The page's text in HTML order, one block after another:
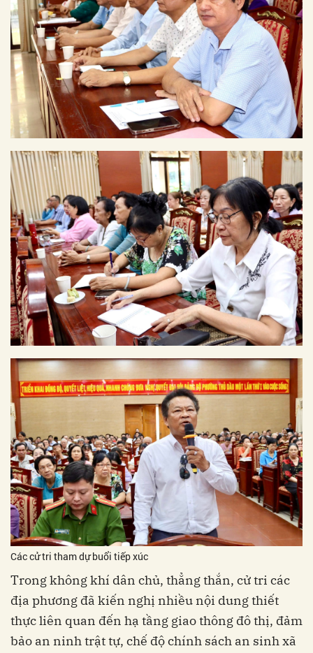
Các cử tri tham dự buổi tiếp xúc
Trong không khí dân chủ, thẳng thắn, cử tri các
địa phương đã kiến nghị nhiều nội dung thiết
thực liên quan đến hạ tầng giao thông đô thị, đảm
bảo an ninh trật tự, chế độ chính sách an sinh xã